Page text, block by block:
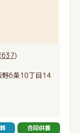
637)
野6条10丁目14
合同供養